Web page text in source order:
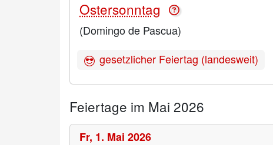
Ostersonntag
(Domingo de Pascua)
gesetzlicher Feiertag (landesweit)
Feiertage im Mai 2026
Fr, 1. Mai 2026